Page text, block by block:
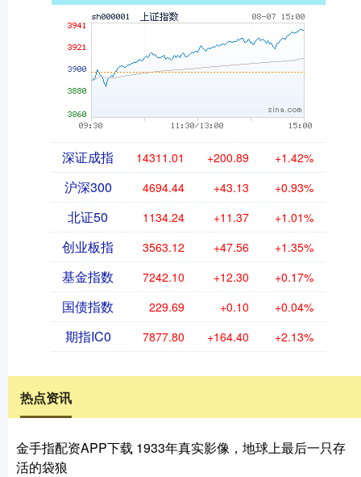
深证成指 14311.01 +200.89 +1.42%
沪深300 4694.44 +43.13 +0.93%
北证50 1134.24 +11.37 +1.01%
创业板指 3563.12 +47.56 +1.35%
基金指数 7242.10 +12.30 +0.17%
国债指数 229.69 +0.10 +0.04%
期指IC0 7877.80 +164.40 +2.13%
热点资讯
金手指配资APP下载 1933年真实影像，地球上最后一只存
活的袋狼